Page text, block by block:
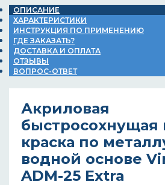
ОПИСАНИЕ
ХАРАКТЕРИСТИКИ
ИНСТРУКЦИЯ ПО ПРИМЕНЕНИЮ
ГДЕ ЗАКАЗАТЬ?
ДОСТАВКА И ОПЛАТА
ОТЗЫВЫ
ВОПРОС-ОТВЕТ
Акриловая
быстросохнущая
краска по
водной основе
ADM-25 Extra